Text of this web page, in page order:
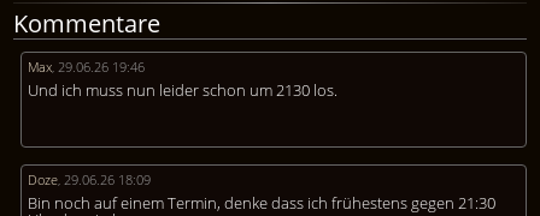
Kommentare
Max 29.06.26 19:46
Und ich muss nun leider schon um 2130 los.
Doze 29.06.26 18:09
Bin noch auf einem Termin, denke dass ich frühestens gegen 21:30